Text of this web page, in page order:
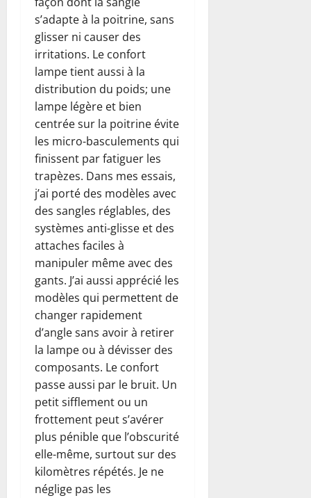
s’adapte à la poitrine, sans
glisser ni causer des
irritations. Le confort
lampe tient aussi à la
distribution du poids; une
lampe légère et bien
centrée sur la poitrine évite
les micro-basculements qui
finissent par fatiguer les
trapèzes. Dans mes essais,
j’ai porté des modèles avec
des sangles réglables, des
systèmes anti-glisse et des
attaches faciles à
manipuler même avec des
gants. J’ai aussi apprécié les
modèles qui permettent de
changer rapidement
d’angle sans avoir à retirer
la lampe ou à dévisser des
composants. Le confort
passe aussi par le bruit. Un
petit sifflement ou un
frottement peut s’avérer
plus pénible que l’obscurité
elle-même, surtout sur des
kilomètres répétés. Je ne
néglige pas les